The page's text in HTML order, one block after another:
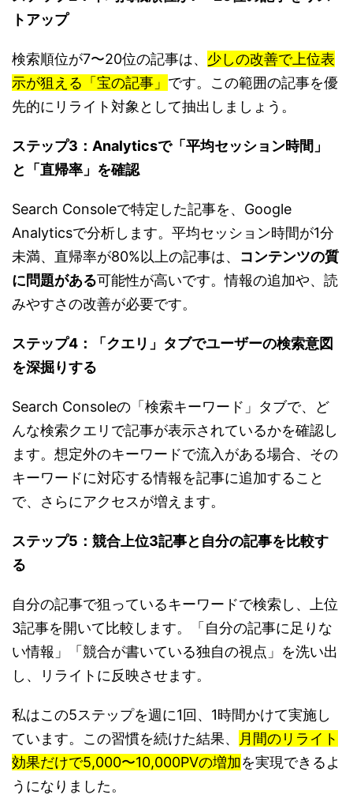
トアップ
検索順位が7〜20位の記事は、 少しの改善で上位表
示が狙える「宝の記事」 です。この範囲の記事を優
先的にリライト対象として抽出しましょう。
ステップ3：Analyticsで「平均セッション時間」
と「直帰率」を確認
Search Consoleで特定した記事を、Google
Analyticsで分析します。平均セッション時間が1分
未満、直帰率が80%以上の記事は、 コンテンツの質
に問題がある可能性が高いです。情報の追加や、読
みやすさの改善が必要です。
ステップ4：「クエリ」タブでユーザーの検索意図
を深掘りする
Search Consoleの「検索キーワード」タブで、ど
んな検索クエリで記事が表示されているかを確認し
ます。想定外のキーワードで流入がある場合、その
キーワードに対応する情報を記事に追加すること
で、さらにアクセスが増えます。
ステップ5：競合上位3記事と自分の記事を比較す
る
自分の記事で狙っているキーワードで検索し、上位
3記事を開いて比較します。「自分の記事に足りな
い情報」「競合が書いている独自の視点」を洗い出
し、リライトに反映させます。
私はこの5ステップを週に1回、1時間かけて実施し
ています。この習慣を続けた結果、
月間のリライト
効果だけで5,000〜10,000PVの増加を実現できるよ
うになりました。